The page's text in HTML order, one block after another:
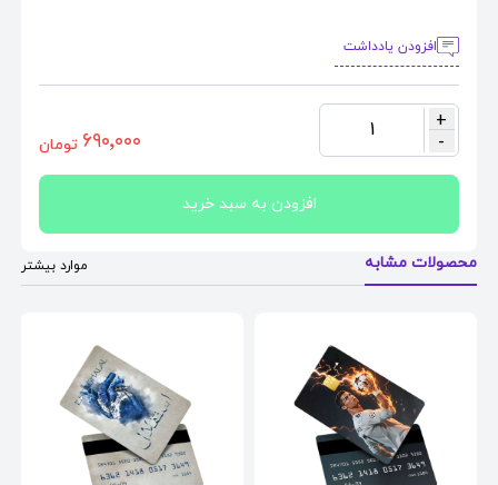
افزودن یادداشت
+
-
1 ٦٩٠٬٠٠٠ تومان
افزودن به سبد خرید
محصولات مشابه موارد بیشتر